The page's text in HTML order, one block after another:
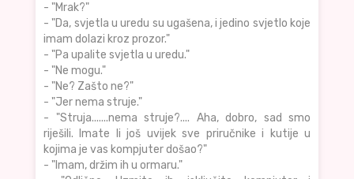
- "Mrak?"
- "Da, svjetla u uredu su ugašena, i jedino svjetlo koje
imam dolazi kroz prozor."
- "Pa upalite svjetla u uredu."
- "Ne mogu."
- "Ne? Zašto ne?"
- "Jer nema struje."
- "Struja.......nema struje?.... Aha, dobro, sad smo
riješili. Imate li još uvijek sve priručnike i kutije u
kojima je vas kompjuter došao?"
- "Imam, držim ih u ormaru."